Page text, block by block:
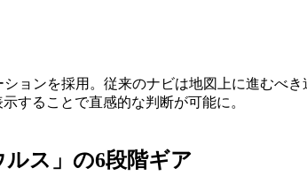
ョンを採用。従来のナビは地図上に進むべ
することで直感的な判断が可能に。
ルス」の6段階ギア